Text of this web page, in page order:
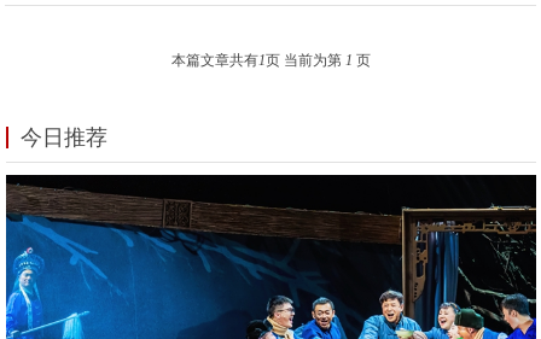
本篇文章共有1页 当前为第 1 页
今日推荐